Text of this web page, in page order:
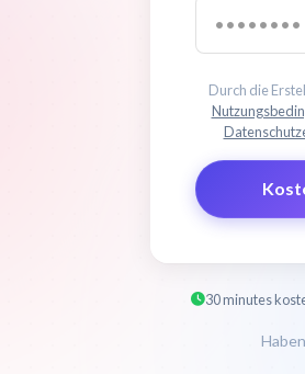
Durch die
30 minutes